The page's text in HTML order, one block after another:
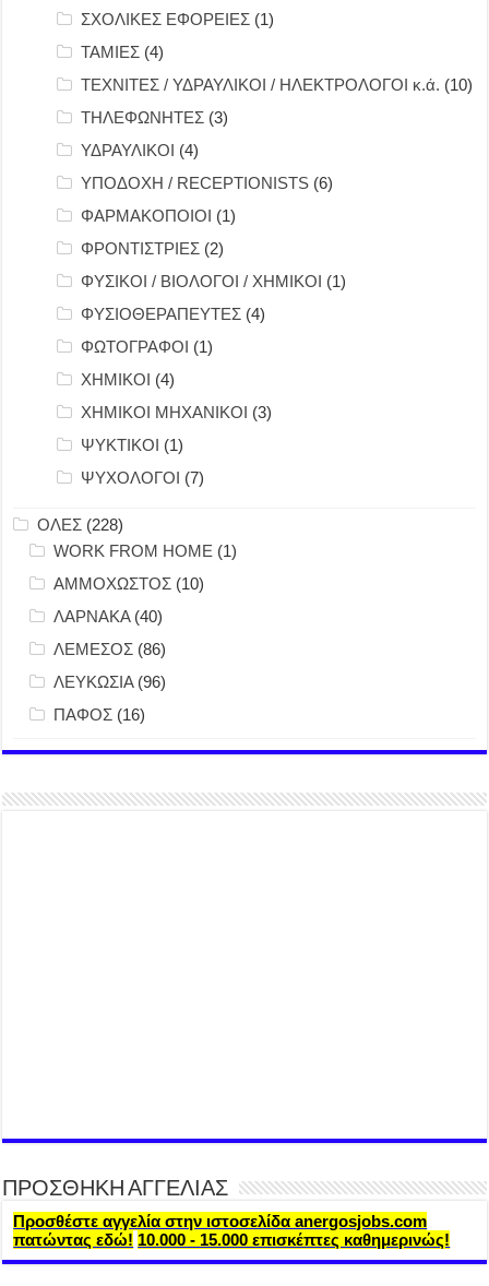
ΣΧΟΛΙΚΕΣ ΕΦΟΡΕΙΕΣ (1)
ΤΑΜΙΕΣ (4)
ΤΕΧΝΙΤΕΣ / ΥΔΡΑΥΛΙΚΟΙ / ΗΛΕΚΤΡΟΛΟΓΟΙ κ.ά. (10)
ΤΗΛΕΦΩΝΗΤΕΣ (3)
ΥΔΡΑΥΛΙΚΟΙ (4)
ΥΠΟΔΟΧΗ / RECEPTIONISTS (6)
ΦΑΡΜΑΚΟΠΟΙΟΙ (1)
ΦΡΟΝΤΙΣΤΡΙΕΣ (2)
ΦΥΣΙΚΟΙ / ΒΙΟΛΟΓΟΙ / ΧΗΜΙΚΟΙ (1)
ΦΥΣΙΟΘΕΡΑΠΕΥΤΕΣ (4)
ΦΩΤΟΓΡΑΦΟΙ (1)
ΧΗΜΙΚΟΙ (4)
ΧΗΜΙΚΟΙ ΜΗΧΑΝΙΚΟΙ (3)
ΨΥΚΤΙΚΟΙ (1)
ΨΥΧΟΛΟΓΟΙ (7)
ΟΛΕΣ (228)
WORK FROM HOME (1)
ΑΜΜΟΧΩΣΤΟΣ (10)
ΛΑΡΝΑΚΑ(40)
ΛΕΜΕΣΟΣ (86)
ΛΕΥΚΩΣΙΑ(96)
ΠΑΦΟΣ (16)
ΠΡΟΣΘΗΚΗ ΑΓΓΕΛΙΑΣ
Προσθέστε αγγελία στην ιστοσελίδα anergosjobs.com
πατώντας εδώ! 10.000 - 15.000 επισκέπτες καθημερινώς!